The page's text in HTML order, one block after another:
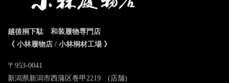
越後桐下駄 和装履物専門店
《 小林履物店 / 小林桐材工場 》
〒953-0041
新潟県新潟市西蒲区巻甲2219 (店舗)